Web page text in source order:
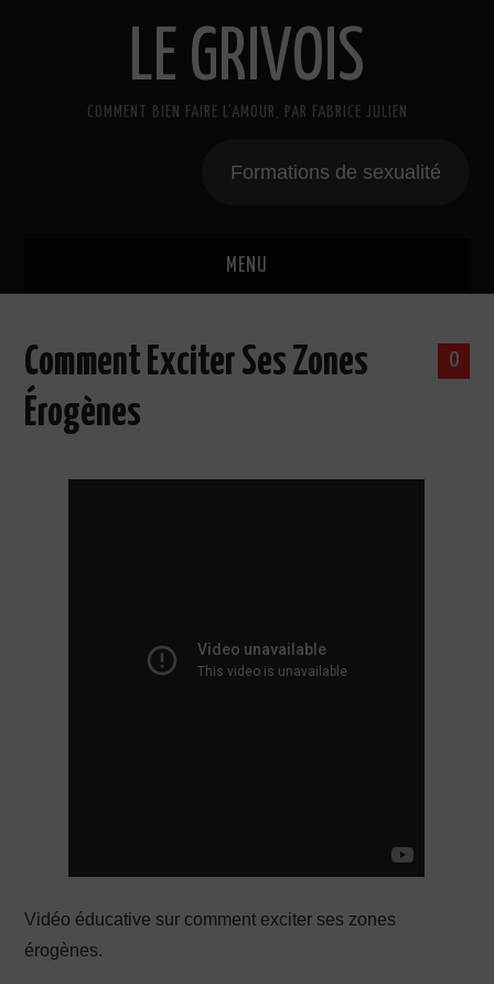
LE GRIVOIS
COMMENT BIEN FAIRE L'AMOUR, PAR FABRICE JULIEN
Formations de sexualité
MENU
A PROPOS
CADEAU
0
Comment Exciter Ses Zones
Érogènes
Vidéo éducative sur comment exciter ses zones
érogènes.